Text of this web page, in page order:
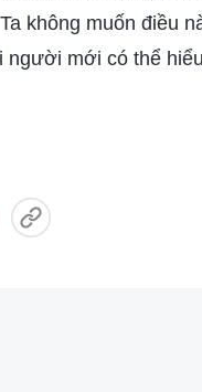
không muốn điều
người mới có thể